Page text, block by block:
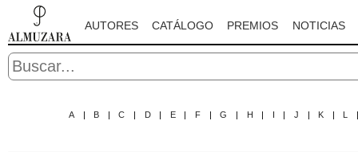
AUTORES CATÁLOGO PREMIOS NOTICIAS
A | B | C | D | E | F | G | H | I | J | K | L